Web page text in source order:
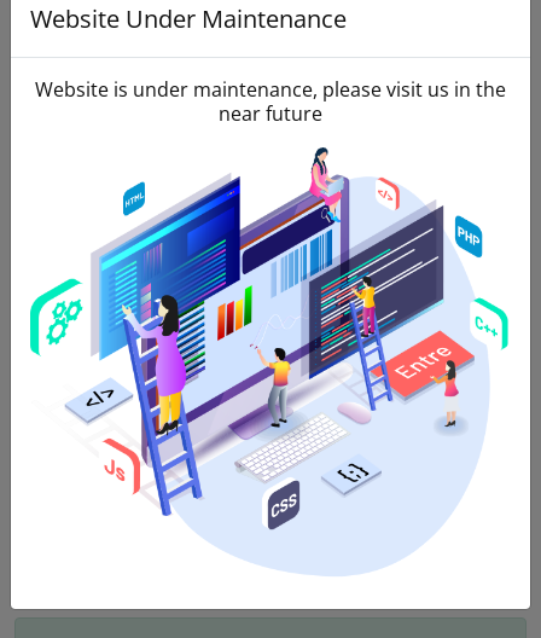
Türen, 5Passagiere, Koffer,Schaltgetriebe,
Benzin,AC ,Bluetooth
USB
Wir bieten Fahrzeuge der mittleren Kategorie zu
erstaunlichen Preisen in Heraklion Kreta an. Mieten Sie
ein Auto in Heraklion über Economy Rental Kreta und
genießen Sie vollen Service und Ruhe. Die mittlere
Kategorie umfasst Autos mit großen Motoren 1600 ccm,
die für 5 Passagiere und für 3-4 Gepäck empfohlen
werden. Dies ist die beliebteste Kategorie für
Website Under Maintenance
Website is under maintenance, please visit us in the
near future